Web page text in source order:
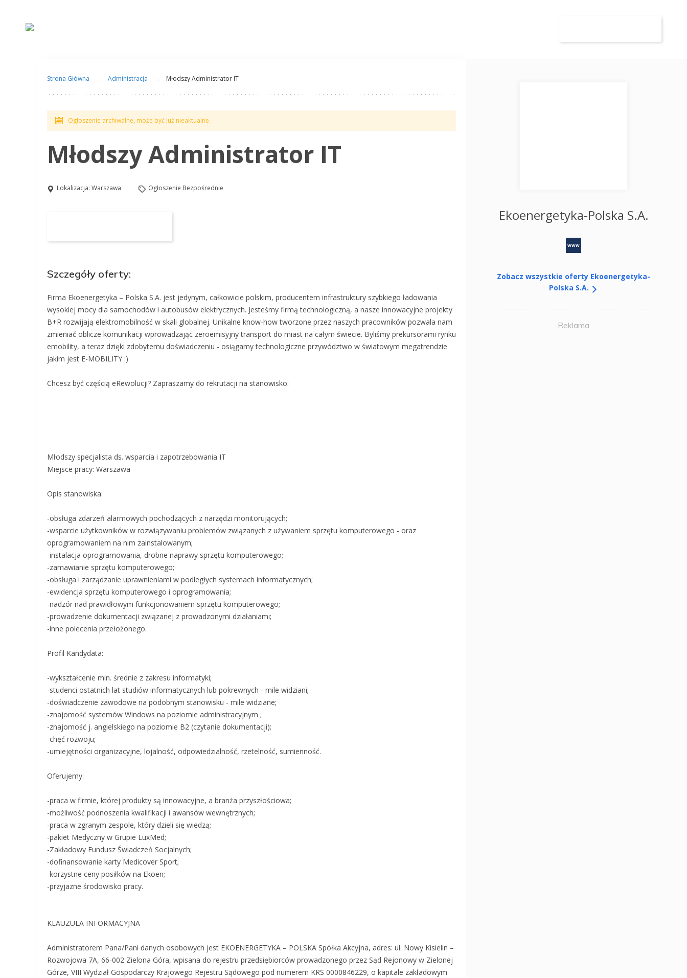
Strona Główna Administracja Młodszy Administrator IT
Ogłoszenie archiwalne, może być już nieaktualne.
Młodszy Administrator IT
Lokalizacja: Warszawa Ogłoszenie Bezpośrednie
Szczegóły oferty:
Firma Ekoenergetyka – Polska S.A. jest jedynym, całkowicie polskim, producentem infrastruktury szybkiego ładowania
wysokiej mocy dla samochodów i autobusów elektrycznych. Jesteśmy firmą technologiczną, a nasze innowacyjne projekty
B+R rozwijają elektromobilność w skali globalnej. Unikalne know-how tworzone przez naszych pracowników pozwala nam
zmieniać oblicze komunikacji wprowadzając zeroemisyjny transport do miast na całym świecie. Byliśmy prekursorami rynku
emobility, a teraz dzięki zdobytemu doświadczeniu - osiągamy technologiczne przywództwo w światowym megatrendzie
jakim jest E-MOBILITY :)
Chcesz być częścią eRewolucji? Zapraszamy do rekrutacji na stanowisko:
Młodszy specjalista ds. wsparcia i zapotrzebowania IT
Miejsce pracy: Warszawa
Opis stanowiska:
-obsługa zdarzeń alarmowych pochodzących z narzędzi monitorujących;
-wsparcie użytkowników w rozwiązywaniu problemów związanych z używaniem sprzętu komputerowego - oraz
oprogramowaniem na nim zainstalowanym;
-instalacja oprogramowania, drobne naprawy sprzętu komputerowego;
-zamawianie sprzętu komputerowego;
-obsługa i zarządzanie uprawnieniami w podległych systemach informatycznych;
-ewidencja sprzętu komputerowego i oprogramowania;
-nadzór nad prawidłowym funkcjonowaniem sprzętu komputerowego;
-prowadzenie dokumentacji związanej z prowadzonymi działaniami;
-inne polecenia przełożonego.
Profil Kandydata:
-wykształcenie min. średnie z zakresu informatyki;
-studenci ostatnich lat studiów informatycznych lub pokrewnych - mile widziani;
-doświadczenie zawodowe na podobnym stanowisku - mile widziane;
-znajomość systemów Windows na poziomie administracyjnym ;
-znajomość j. angielskiego na poziomie B2 (czytanie dokumentacji);
-chęć rozwoju;
-umiejętności organizacyjne, lojalność, odpowiedzialność, rzetelność, sumienność.
Oferujemy:
-praca w firmie, której produkty są innowacyjne, a branża przyszłościowa;
-możliwość podnoszenia kwalifikacji i awansów wewnętrznych;
-praca w zgranym zespole, który dzieli się wiedzą;
-pakiet Medyczny w Grupie LuxMed;
-Zakładowy Fundusz Świadczeń Socjalnych;
-dofinansowanie karty Medicover Sport;
-korzystne ceny posiłków na Ekoen;
-przyjazne środowisko pracy.
KLAUZULA INFORMACYJNA
Administratorem Pana/Pani danych osobowych jest EKOENERGETYKA – POLSKA Spółka Akcyjna, adres: ul. Nowy Kisielin –
Rozwojowa 7A, 66-002 Zielona Góra, wpisana do rejestru przedsiębiorców prowadzonego przez Sąd Rejonowy w Zielonej
Górze, VIII Wydział Gospodarczy Krajowego Rejestru Sądowego pod numerem KRS 0000846229, o kapitale zakładowym
Ekoenergetyka-Polska S.A.
www
Zobacz wszystkie oferty Ekoenergetyka-
Polska S.A.
Reklama